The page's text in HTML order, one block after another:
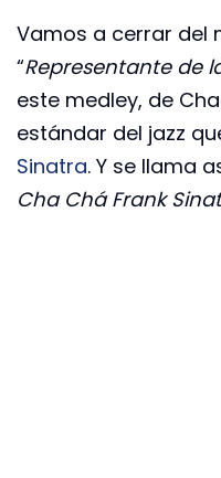
Vamos a cerrar del
“Representante de
este medley, de
estándar del jazz
Sinatra. Y se llama
Cha Chá Frank